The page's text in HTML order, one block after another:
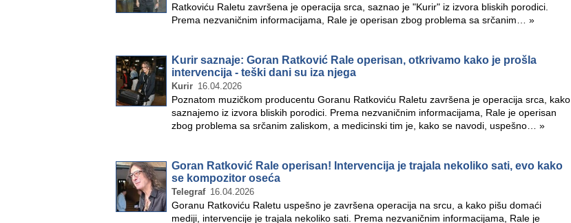
Ratkoviću Raletu završena je operacija srca, saznao je "Kurir" iz izvora bliskih porodici.
Prema nezvaničnim informacijama, Rale je operisan zbog problema sa srčanim… »
Kurir saznaje: Goran Ratković Rale operisan, otkrivamo kako je prošla
intervencija - teški dani su iza njega
Kurir 16.04.2026
Poznatom muzičkom producentu Goranu Ratkoviću Raletu završena je operacija srca, kako
saznajemo iz izvora bliskih porodici. Prema nezvaničnim informacijama, Rale je operisan
zbog problema sa srčanim zaliskom, a medicinski tim je, kako se navodi, uspešno… »
Goran Ratković Rale operisan! Intervencija je trajala nekoliko sati, evo kako
se kompozitor oseća
Telegraf 16.04.2026
Goranu Ratkoviću Raletu uspešno je završena operacija na srcu, a kako pišu domaći
mediji, intervencije je trajala nekoliko sati. Prema nezvaničnim informacijama, Rale je